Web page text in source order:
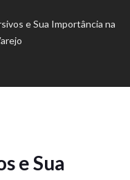
e Sua Importância na
e Sua